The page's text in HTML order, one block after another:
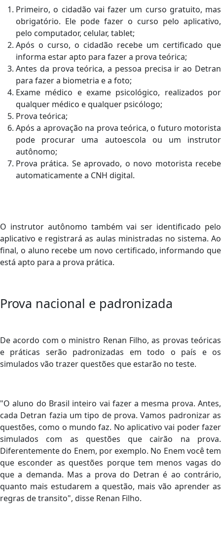
Primeiro, o cidadão vai fazer um curso gratuito, mas
obrigatório. Ele pode fazer o curso pelo aplicativo,
pelo computador, celular, tablet;
Após o curso, o cidadão recebe um certificado que
informa estar apto para fazer a prova teórica;
Antes da prova teórica, a pessoa precisa ir ao Detran
para fazer a biometria e a foto;
Exame médico e exame psicológico, realizados por
qualquer médico e qualquer psicólogo;
Prova teórica;
Após a aprovação na prova teórica, o futuro motorista
pode procurar uma autoescola ou um instrutor
autônomo;
Prova prática. Se aprovado, o novo motorista recebe
automaticamente a CNH digital.
O instrutor autônomo também vai ser identificado pelo
aplicativo e registrará as aulas ministradas no sistema. Ao
final, o aluno recebe um novo certificado, informando que
está apto para a prova prática.
Prova nacional e padronizada
De acordo com o ministro Renan Filho, as provas teóricas
e práticas serão padronizadas em todo o país e os
simulados vão trazer questões que estarão no teste.
"O aluno do Brasil inteiro vai fazer a mesma prova. Antes,
cada Detran fazia um tipo de prova. Vamos padronizar as
questões, como o mundo faz. No aplicativo vai poder fazer
simulados com as questões que cairão na prova.
Diferentemente do Enem, por exemplo. No Enem você tem
que esconder as questões porque tem menos vagas do
que a demanda. Mas a prova do Detran é ao contrário,
quanto mais estudarem a questão, mais vão aprender as
regras de transito", disse Renan Filho.